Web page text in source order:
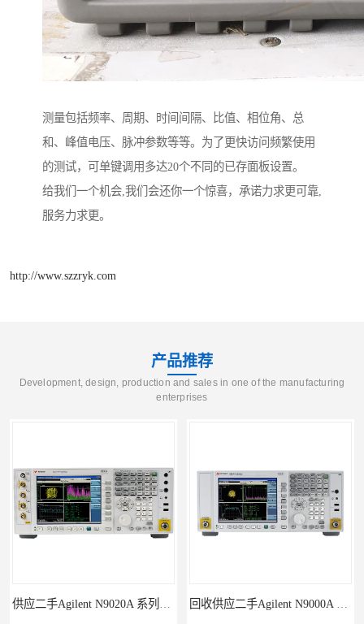
测量包括频率、周期、时间间隔、比值、相位角、总
和、峰值电压、脉冲参数等等。为了更快访问频繁使用
的测试，可单键调用多达20个不同的已存面板设置。
给我们一个机会,我们会还你一个惊喜，承诺力求更可靠,
服务力求更。
http://www.szzryk.com
产品推荐
Development, design, production and sales in one of the manufacturing
enterprises